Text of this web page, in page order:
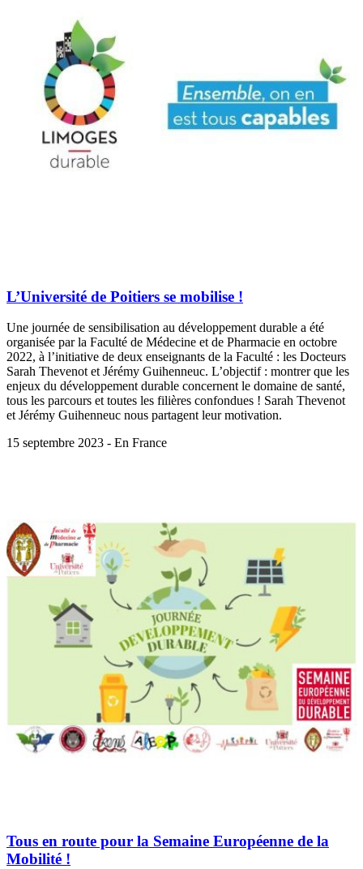
L’Université de Poitiers se mobilise !
Une journée de sensibilisation au développement durable a été
organisée par la Faculté de Médecine et de Pharmacie en octobre
2022, à l’initiative de deux enseignants de la Faculté : les Docteurs
Sarah Thevenot et Jérémy Guihenneuc. L’objectif : montrer que les
enjeux du développement durable concernent le domaine de santé,
tous les parcours et toutes les filières confondues ! Sarah Thevenot
et Jérémy Guihenneuc nous partagent leur motivation.
15 septembre 2023 - En France
Tous en route pour la Semaine Européenne de la
Mobilité !